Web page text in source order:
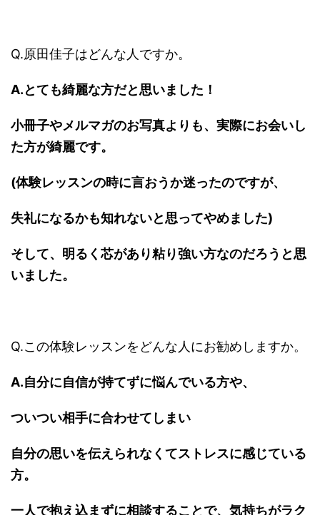
Q.原田佳子はどんな人ですか。
A.とても綺麗な方だと思いました！
小冊子やメルマガのお写真よりも、実際にお会いし
た方が綺麗です。
(体験レッスンの時に言おうか迷ったのですが、
失礼になるかも知れないと思ってやめました)
そして、明るく芯があり粘り強い方なのだろうと思
いました。
Q.この体験レッスンをどんな人にお勧めしますか。
A.自分に自信が持てずに悩んでいる方や、
ついつい相手に合わせてしまい
自分の思いを伝えられなくてストレスに感じている
方。
一人で抱え込まずに相談することで、気持ちがラク